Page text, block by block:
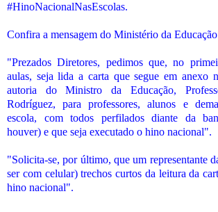
#HinoNacionalNasEscolas.
Confira a mensagem do Ministério da
"Prezados Diretores, pedimos que, no
aulas, seja lida a carta que segue em anexo
autoria do Ministro da Educação,
Rodríguez, para professores, alunos e
escola, com todos perfilados diante da
houver) e que seja executado o hino nacional".
"Solicita-se, por último, que um representante
ser com celular) trechos curtos da leitura da
hino nacional".